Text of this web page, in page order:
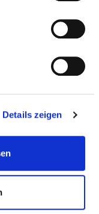
Details zeigen
13,59